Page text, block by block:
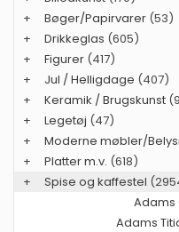
+
Bøger/Papirvarer (53)
+
Drikkeglas (605)
+
Figurer (417)
+
Jul / Helligdage (407)
+
Keramik / Brugskunst
+
Legetøj (47)
+
Moderne møbler/
+
Platter m.v. (618)
+
Spise og kaffestel
Adams
Adams